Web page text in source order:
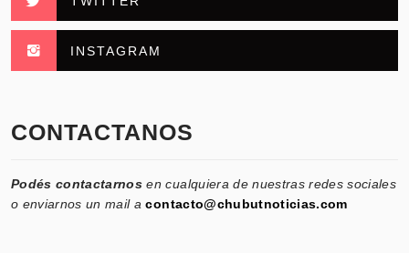
INSTAGRAM
CONTACTANOS
Podés contactarnos en cualquiera de nuestras redes sociales
o enviarnos un mail acontacto@chubutnoticias.com